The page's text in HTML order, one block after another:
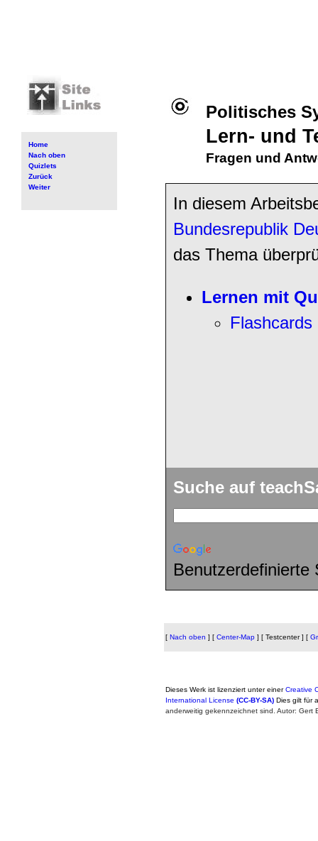
Home
Nach oben
Quizlets
Zurück
Weiter
Politisches
Lern- und
Fragen und
In diesem
Bundesrepublik
das Thema
Lernen mit
Flashcards
Suche auf
Benutzerdefinierte
[ Nach oben ] [ Center-Map ] [ Testcenter ] [
Dieses Werk ist lizenziert unter einerCreative
International License (CC-BY-SA) Dies gilt für
anderweitig gekennzeichnet sind. Autor: Gert